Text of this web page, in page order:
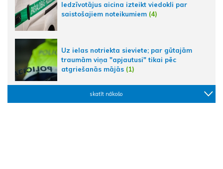
Iedzīvotājus aicina izteikt viedokli par
saistošajiem noteikumiem (4)
Uz ielas notriekta sieviete; par gūtajām
traumām viņa "apjautusi" tikai pēc
atgriešanās mājās (1)
skatīt nākošo